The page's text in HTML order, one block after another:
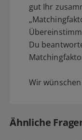
gut Ihr
Du
Wir
Ähnliche